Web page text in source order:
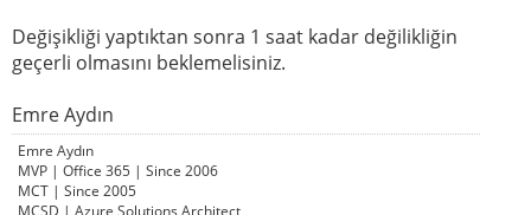
Değişikliği yaptıktan sonra 1 saat kadar değilikliğin
geçerli olmasını beklemelisiniz.
Emre Aydın
Emre Aydın
MVP | Office 365 | Since 2006
MCT | Since 2005